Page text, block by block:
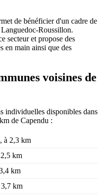
de bénéficier d'un cadre de
Roussillon.
secteur et propose des
en main ainsi que des
voisines de
individuelles disponibles dans
de Capendu :
à 2,3 km
km
km
3,7 km